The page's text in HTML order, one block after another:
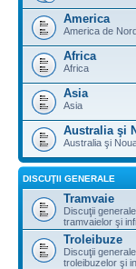
America
America de
Africa
Africa
Asia
Asia
Australia şi
Australia şi
DISCUŢII GENERALE
Tramvaie
Discuţii
tramvaielor şi
Troleibuze
Discuţii
troleibuzelor şi